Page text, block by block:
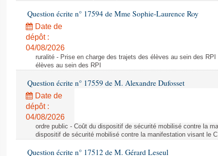
Question écrite n° 17594 de Mme Sophie-Laurence Roy
Date de
dépôt :
04/08/2026
ruralité - Prise en charge des trajets des élèves au sein des
élèves au sein des RPI
Question écrite n° 17559 de M. Alexandre Dufosset
Date de
dépôt :
04/08/2026
ordre public - Coût du dispositif de sécurité mobilisé contre la
dispositif de sécurité mobilisé contre la manifestation visant le
Question écrite n° 17512 de M. Gérard Leseul